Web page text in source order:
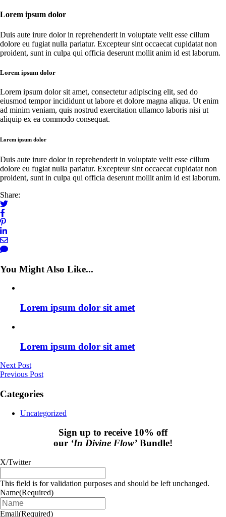
Lorem ipsum dolor
Duis aute irure dolor in reprehenderit in voluptate velit esse cillum
dolore eu fugiat nulla pariatur. Excepteur sint occaecat cupidatat non
proident, sunt in culpa qui officia deserunt mollit anim id est laborum.
Lorem ipsum dolor
Lorem ipsum dolor sit amet, consectetur adipiscing elit, sed do
eiusmod tempor incididunt ut labore et dolore magna aliqua. Ut enim
ad minim veniam, quis nostrud exercitation ullamco laboris nisi ut
aliquip ex ea commodo consequat.
Lorem ipsum dolor
Duis aute irure dolor in reprehenderit in voluptate velit esse cillum
dolore eu fugiat nulla pariatur. Excepteur sint occaecat cupidatat non
proident, sunt in culpa qui officia deserunt mollit anim id est laborum.
Share:
You Might Also Like...
Lorem ipsum dolor sit amet
Lorem ipsum dolor sit amet
Next Post
Previous Post
Categories
Uncategorized
Sign up to receive 10% off
our ‘In Divine Flow’ Bundle!
X/Twitter
This field is for validation purposes and should be left unchanged.
Name(Required)
Email(Required)